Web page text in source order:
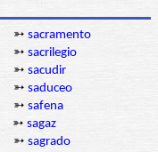
➳ sacramento
➳ sacrilegio
➳ sacudir
➳ saduceo
➳ safena
➳ sagaz
➳ sagrado